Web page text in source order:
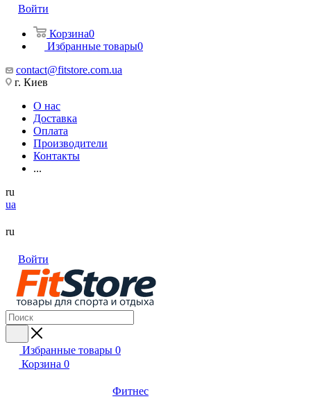
Войти
Корзина0
Избранные товары0
contact@fitstore.com.ua
г. Киев
О нас
Доставка
Оплата
Производители
Контакты
...
ru
ua
ru
Войти
Избранные товары 0
Корзина 0
Фитнес